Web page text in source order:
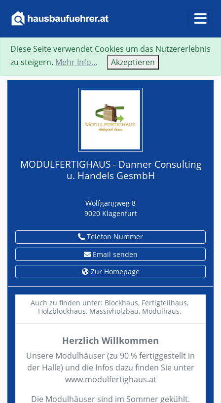
Suche Neue Suche Zurück
MODULFERTIGHAUS - Danner Consulting
u. Handels GesmbH
Wolfgangweg 8
9020 Klagenfurt
Telefon Nummer
Email senden
Zur Homepage
Auch zu finden unter: Blockhaus, Fertigteilhaus,
Holzblockhaus, Massivholzbau, Modulhaus,
Herzlich Willkommen
Unsere Modulhäuser (zu 90 % fertiggestellt in
der Halle) und die Infos dazu finden Sie unter
www.modulfertighaus.at
Die Modulhäuser sind im Sommer gekühlt.
Diese Seite verwendet Cookies um das Nutzererlebnis
zu steigern. Mehr Info... Akzeptieren